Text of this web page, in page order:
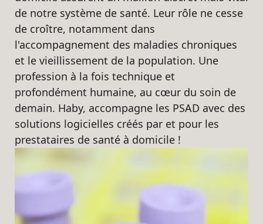
de notre système de santé. Leur rôle ne cesse
de croître, notamment dans
l'accompagnement des maladies chroniques
et le vieillissement de la population. Une
profession à la fois technique et
profondément humaine, au cœur du soin de
demain. Haby, accompagne les PSAD avec des
solutions logicielles créés par et pour les
prestataires de santé à domicile !